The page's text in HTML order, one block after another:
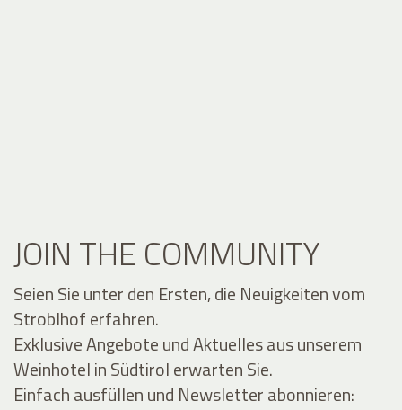
JOIN THE COMMUNITY
Seien Sie unter den Ersten, die Neuigkeiten vom
Stroblhof erfahren.
Exklusive Angebote und Aktuelles aus unserem
Weinhotel in Südtirol erwarten Sie.
Einfach ausfüllen und Newsletter abonnieren: